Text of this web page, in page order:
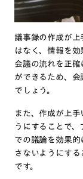
議事録の作成が上
はなく、情報を効
会議の流れを正確
ができるため、会
でしょう。
また、作成が上
うにすることで
での議論を効果的
さないようにす
です。